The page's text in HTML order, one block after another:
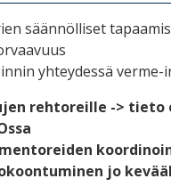
säännölliset
yhteydessä verme-
rehtoreille -> tieto
jo